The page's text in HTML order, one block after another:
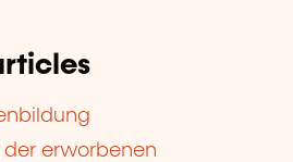
erworbenen